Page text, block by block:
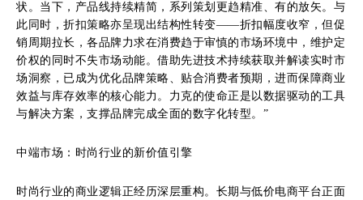
状。当下，产品线持续精简，系列策划更趋精准、有的放矢。与
此同时，折扣策略亦呈现出结构性转变——折扣幅度收窄，但促
销周期拉长，各品牌力求在消费趋于审慎的市场环境中，维护定
价权的同时不失市场动能。借助先进技术持续获取并解读实时市
场洞察，已成为优化品牌策略、贴合消费者预期，进而保障商业
效益与库存效率的核心能力。力克的使命正是以数据驱动的工具
与解决方案，支撑品牌完成全面的数字化转型。”
中端市场：时尚行业的新价值引擎
时尚行业的商业逻辑正经历深层重构。长期与低价电商平台正面